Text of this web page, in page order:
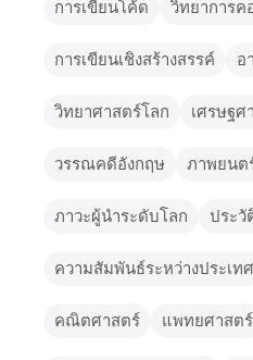
การเขียนโค้ด วิทยาการค
การเขียนเชิงสร้างสรรค์ อ
วิทยาศาสตร์โลก เศรษฐศ
วรรณคดีอังกฤษ ภาพยนต
ภาวะผู้นำระดับโลก ประวั
ความสัมพันธ์ระหว่างประเทศ
คณิตศาสตร์ แพทยศาสตร์